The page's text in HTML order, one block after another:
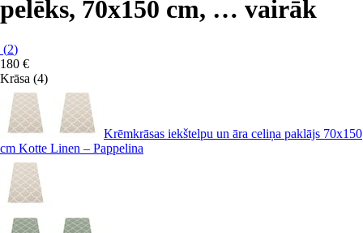
pelēks, 70x150 cm, … vairāk
(2)
180 €
Krāsa (4)
Krēmkrāsas iekštelpu un āra celiņa paklājs 70x150
cm Kotte Linen – Pappelina